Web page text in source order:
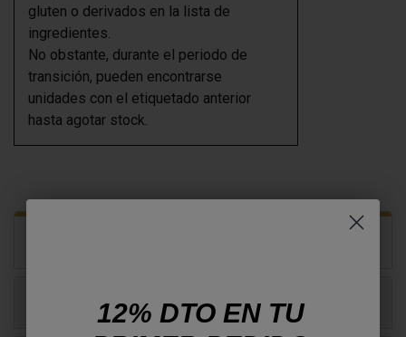
gluten o derivados en la lista de
ingredientes.
No obstante, durante el periodo de
transición, pueden encontrarse
unidades con el etiquetado anterior
hasta agotar stock.
Productos relacionados
12% DTO EN TU